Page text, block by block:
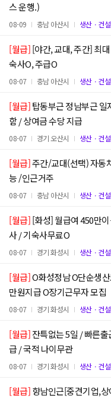
스 운행.)
08-09 충남 아산시 생산ㆍ건설
[월급]
숙사O, 주급O
08-07 충남 아산시 생산ㆍ건설
[월급]
함 / 상여금 수당 지급
08-07 경기 오산시 생산ㆍ건설
[월급]
능 /인근거주
08-07 충남 아산시 생산ㆍ건설
[월급]
사 / 기숙사무료O
08-07 경기 화성시 생산ㆍ건설
[월급]
만원지급 O장기근무자 모집
08-07 경기 화성시 생산ㆍ건설
[월급]
급 / 국적 나이무관
08-07 경기 화성시 생산ㆍ건설
[월급]